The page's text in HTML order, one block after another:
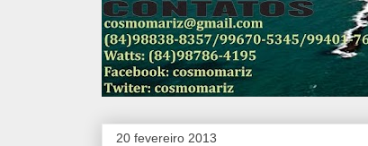
20 fevereiro 2013